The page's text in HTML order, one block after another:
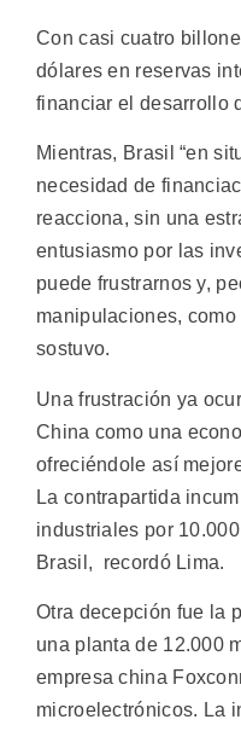
Con casi cuatro
dólares en reservas
financiar el desarrollo
Mientras, Brasil “en
necesidad de
reacciona, sin una
entusiasmo por las
puede frustrarnos y,
manipulaciones, como
sostuvo.
Una frustración ya
China como una
ofreciéndole así
La contrapartida
industriales por
Brasil, recordó Lima.
Otra decepción fue la
una planta de 12.000
empresa china
microelectrónicos. La